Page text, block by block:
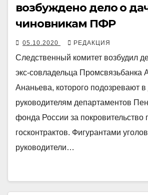
возбуждено дело о
чиновникам ПФР
05.10.2020 РЕДАКЦИЯ
Следственный комитет возбудил
экс-совладельца Промсвязьбанка
Ананьева, которого подозревают в
руководителям департаментов
фонда России за покровительство
госконтрактов. Фигурантами
руководители…